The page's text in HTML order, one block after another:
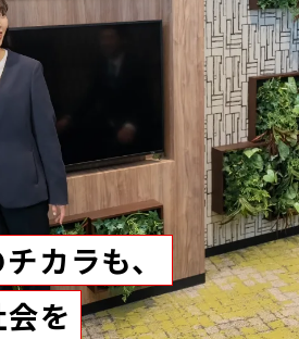
カラも、
を